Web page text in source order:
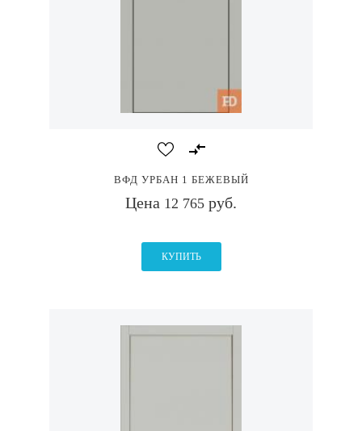
ВФД УРБАН 1 БЕЖЕВЫЙ
Цена 12 765 руб.
КУПИТЬ